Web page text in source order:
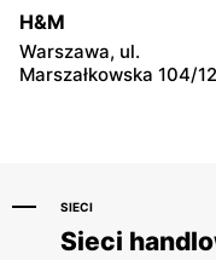
Stanisławów Pierwszy,
Graniczna 1
H&M
Warszawa, ul.
Marszałkowska 104/
SIECI
Sieci